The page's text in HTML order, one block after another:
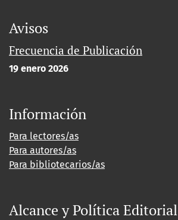
Avisos
Frecuencia de Publicación
19 enero 2026
Información
Para lectores/as
Para autores/as
Para bibliotecarios/as
Alcance y Política Editorial